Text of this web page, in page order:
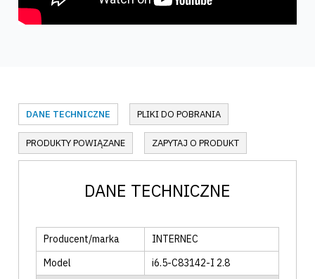
DANE TECHNICZNE PLIKI DO POBRANIA
PRODUKTY POWIĄZANE ZAPYTAJ O PRODUKT
DANE TECHNICZNE
Producent/marka
INTERNEC
Model
i6.5-C83142-I 2.8